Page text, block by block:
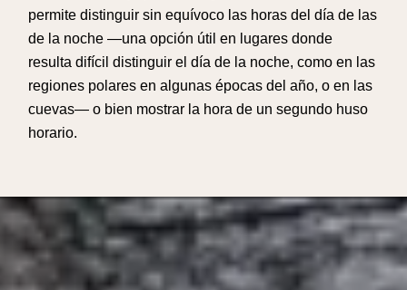
permite distinguir sin equívoco las horas del día de las
de la noche —una opción útil en lugares donde
resulta difícil distinguir el día de la noche, como en las
regiones polares en algunas épocas del año, o en las
cuevas— o bien mostrar la hora de un segundo huso
horario.